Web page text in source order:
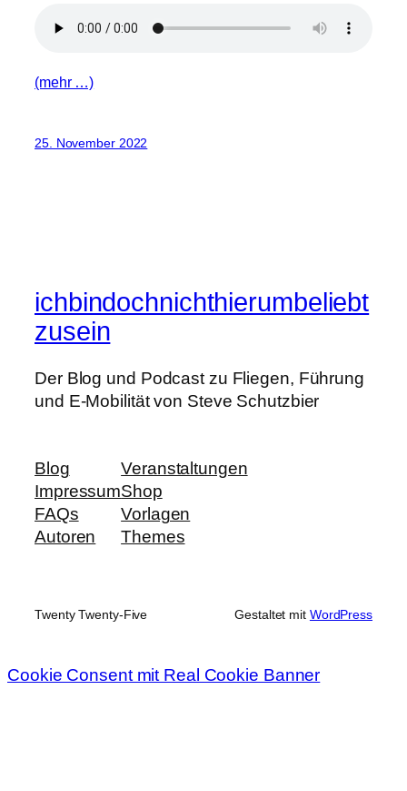
(mehr …)
25. November 2022
ichbindochnichthierumbeliebt
zusein
Der Blog und Podcast zu Fliegen, Führung
und E-Mobilität von Steve Schutzbier
Blog
Impressum
FAQs
Autoren
Veranstaltungen
Shop
Vorlagen
Themes
Twenty Twenty-Five Gestaltet mit WordPress
Cookie Consent mit Real Cookie Banner